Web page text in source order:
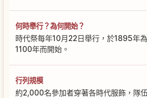
何時舉行？為何開始？
時代祭每年10月22日舉行，於1895年
1100年而開始。
行列規模
約2,000名參加者穿著各時代服飾，隊